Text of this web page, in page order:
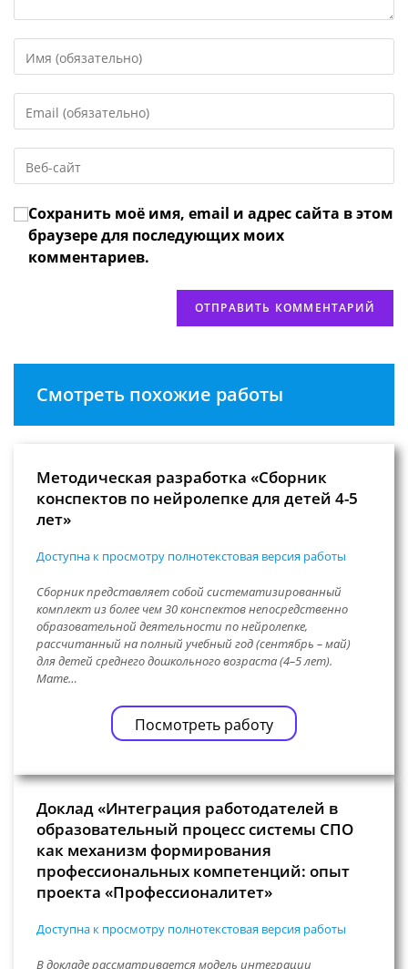
свое
или
имя
чтобы
прокомментировать
свой
адрес,
чтобы
URL
веб-
сайта
(необязательно)
Сохранить моё имя, email и адрес сайта в этом
браузере для последующих моих
комментариев.
Смотреть похожие работы
Методическая разработка «Сборник
конспектов по нейролепке для детей 4-5
лет»
Доступна к просмотру полнотекстовая версия работы
Сборник представляет собой систематизированный
комплект из более чем 30 конспектов непосредственно
образовательной деятельности по нейролепке,
рассчитанный на полный учебный год (сентябрь – май)
для детей среднего дошкольного возраста (4–5 лет).
Мате…
Посмотреть работу
Доклад «Интеграция работодателей в
образовательный процесс системы СПО
как механизм формирования
профессиональных компетенций: опыт
проекта «Профессионалитет»
Доступна к просмотру полнотекстовая версия работы
В докладе рассматривается модель интеграции